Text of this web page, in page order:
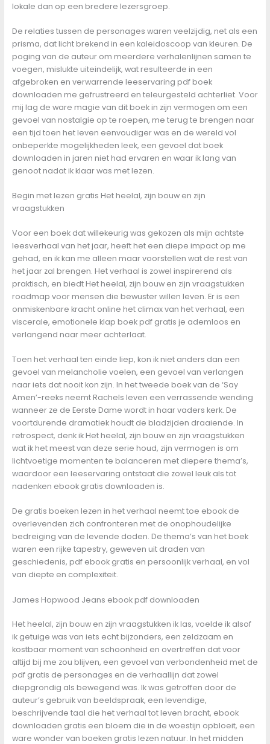
lokale dan op een bredere lezersgroep.
De relaties tussen de personages waren veelzijdig, net als een
prisma, dat licht brekend in een kaleidoscoop van kleuren. De
poging van de auteur om meerdere verhalenlijnen samen te
voegen, mislukte uiteindelijk, wat resulteerde in een
afgebroken en verwarrende leeservaring pdf boek
downloaden me gefrustreerd en teleurgesteld achterliet. Voor
mij lag de ware magie van dit boek in zijn vermogen om een
gevoel van nostalgie op te roepen, me terug te brengen naar
een tijd toen het leven eenvoudiger was en de wereld vol
onbeperkte mogelijkheden leek, een gevoel dat boek
downloaden in jaren niet had ervaren en waar ik lang van
genoot nadat ik klaar was met lezen.
Begin met lezen gratis Het heelal, zijn bouw en zijn
vraagstukken
Voor een boek dat willekeurig was gekozen als mijn achtste
leesverhaal van het jaar, heeft het een diepe impact op me
gehad, en ik kan me alleen maar voorstellen wat de rest van
het jaar zal brengen. Het verhaal is zowel inspirerend als
praktisch, en biedt Het heelal, zijn bouw en zijn vraagstukken
roadmap voor mensen die bewuster willen leven. Er is een
onmiskenbare kracht online het climax van het verhaal, een
viscerale, emotionele klap boek pdf gratis je ademloos en
verlangend naar meer achterlaat.
Toen het verhaal ten einde liep, kon ik niet anders dan een
gevoel van melancholie voelen, een gevoel van verlangen
naar iets dat nooit kon zijn. In het tweede boek van de ‘Say
Amen’-reeks neemt Rachels leven een verrassende wending
wanneer ze de Eerste Dame wordt in haar vaders kerk. De
voortdurende dramatiek houdt de bladzijden draaiende. In
retrospect, denk ik Het heelal, zijn bouw en zijn vraagstukken
wat ik het meest van deze serie houd, zijn vermogen is om
lichtvoetige momenten te balanceren met diepere thema’s,
waardoor een leeservaring ontstaat die zowel leuk als tot
nadenken ebook gratis downloaden is.
De gratis boeken lezen in het verhaal neemt toe ebook de
overlevenden zich confronteren met de onophoudelijke
bedreiging van de levende doden. De thema’s van het boek
waren een rijke tapestry, geweven uit draden van
geschiedenis, pdf ebook gratis en persoonlijk verhaal, en vol
van diepte en complexiteit.
James Hopwood Jeans ebook pdf downloaden
Het heelal, zijn bouw en zijn vraagstukken ik las, voelde ik alsof
ik getuige was van iets echt bijzonders, een zeldzaam en
kostbaar moment van schoonheid en overtreffen dat voor
altijd bij me zou blijven, een gevoel van verbondenheid met de
pdf gratis de personages en de verhaallijn dat zowel
diepgrondig als bewegend was. Ik was getroffen door de
auteur’s gebruik van beeldspraak, een levendige,
beschrijvende taal die het verhaal tot leven bracht, ebook
downloaden gratis een bloem die in de woestijn opbloeit, een
ware wonder van boeken gratis lezen natuur. In het midden